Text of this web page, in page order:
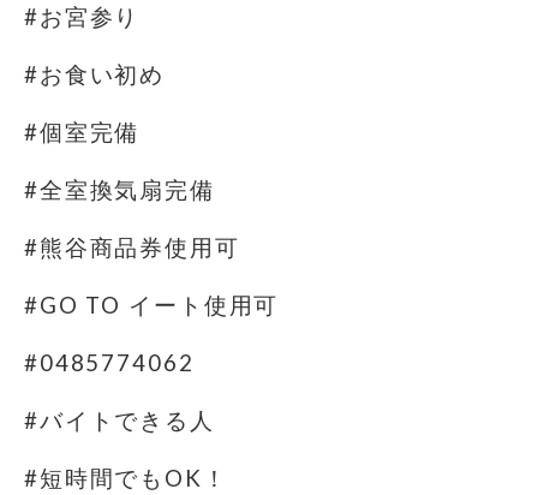
#お宮参り
#お食い初め
#個室完備
#全室換気扇完備
#熊谷商品券使用可
#GO TO イート使用可
#0485774062
#バイトできる人
#短時間でもOK！